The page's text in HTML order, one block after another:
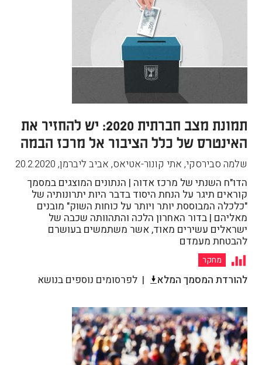
תמונת מצב חברתית 2020: יש להחזיר את
האינטרס של כלל הציבור אל מרכז הבמה
שלמה סבירסקי, אתי קונור-אטיאס, אביב ליברמן,
20.2.2020
הדו"ח השנתי של מרכז אדוה | הנתונים המוצגים במסמך
קוראים תיגר על הנחת היסוד בדבר היות יתרונותיה של
"כלכלה המבוססת יותר ויותר על כוחות השוק" מובנים
מאליהם | בדור האחרון הלכה והתהוותה שכבה של
ישראלים עשירים מאוד, אשר משתמשים בעושרם
להבטחת מעמדם
מחקר
להורדת המסמך המלא לפרסומים נוספים בנושא